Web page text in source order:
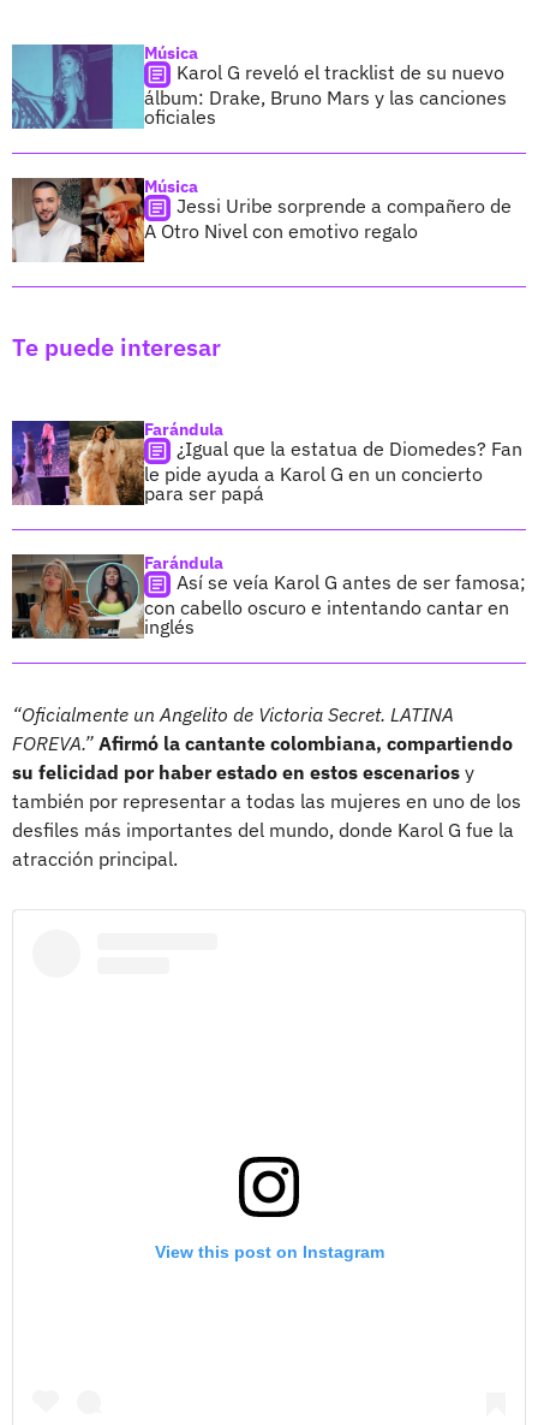
Música
Karol G reveló el tracklist de su nuevo
álbum: Drake, Bruno Mars y las canciones
oficiales
Música
Jessi Uribe sorprende a compañero de
A Otro Nivel con emotivo regalo
Te puede interesar
Farándula
¿Igual que la estatua de Diomedes? Fan
le pide ayuda a Karol G en un concierto
para ser papá
Farándula
Así se veía Karol G antes de ser famosa;
con cabello oscuro e intentando cantar en
inglés
“Oficialmente un Angelito de Victoria Secret. LATINA
FOREVA.” Afirmó la cantante colombiana, compartiendo
su felicidad por haber estado en estos escenarios y
también por representar a todas las mujeres en uno de los
desfiles más importantes del mundo, donde Karol G fue la
atracción principal.
View this post on Instagram